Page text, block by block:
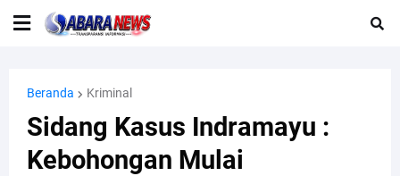
Beranda Kriminal
Sidang Kasus Indramayu :
Kebohongan Mulai